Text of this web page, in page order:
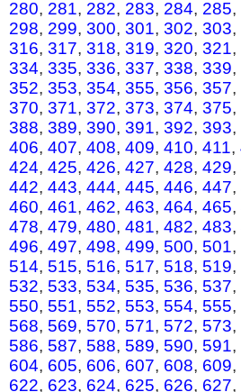
280, 281, 282, 283, 284, 285,
298, 299, 300, 301, 302, 303,
316, 317, 318, 319, 320, 321,
334, 335, 336, 337, 338, 339,
352, 353, 354, 355, 356, 357,
370, 371, 372, 373, 374, 375,
388, 389, 390, 391, 392, 393,
406, 407, 408, 409, 410, 411,
424, 425, 426, 427, 428, 429,
442, 443, 444, 445, 446, 447,
460, 461, 462, 463, 464, 465,
478, 479, 480, 481, 482, 483,
496, 497, 498, 499, 500, 501,
514, 515, 516, 517, 518, 519,
532, 533, 534, 535, 536, 537,
550, 551, 552, 553, 554, 555,
568, 569, 570, 571, 572, 573,
586, 587, 588, 589, 590, 591,
604, 605, 606, 607, 608, 609,
622, 623, 624, 625, 626, 627,